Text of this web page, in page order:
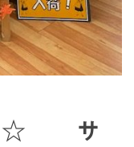
服☆ サ